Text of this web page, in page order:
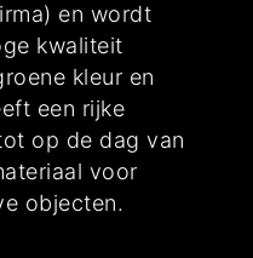
en wordt
kwaliteit
kleur en
een rijke
op de dag van
voor
objecten.